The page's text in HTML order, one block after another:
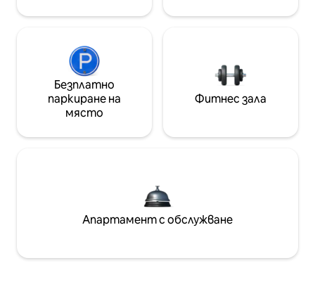
Безплатно
паркиране на
място
Фитнес зала
Апартамент с обслужване